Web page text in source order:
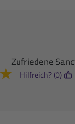
Zufriedene
★ Hilfreich? (0)